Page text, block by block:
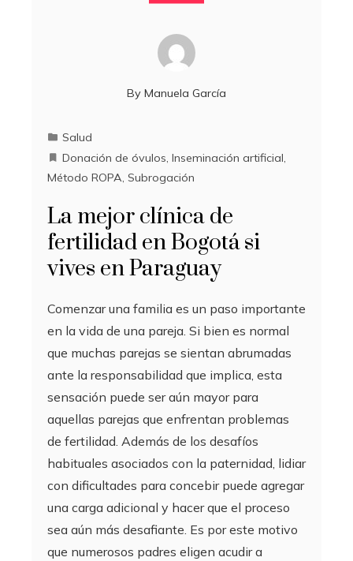
By Manuela García
Salud
Donación de óvulos, Inseminación artificial,
Método ROPA, Subrogación
La mejor clínica de
fertilidad en Bogotá si
vives en Paraguay
Comenzar una familia es un paso importante
en la vida de una pareja. Si bien es normal
que muchas parejas se sientan abrumadas
ante la responsabilidad que implica, esta
sensación puede ser aún mayor para
aquellas parejas que enfrentan problemas
de fertilidad. Además de los desafíos
habituales asociados con la paternidad, lidiar
con dificultades para concebir puede agregar
una carga adicional y hacer que el proceso
sea aún más desafiante. Es por este motivo
que numerosos padres eligen acudir a